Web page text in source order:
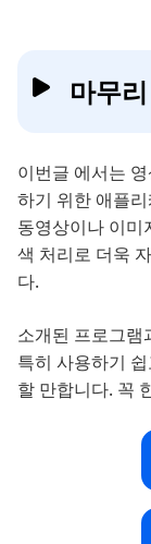
마무리
이번글 에서는
하기 위한 애플
동영상이나 이미
색 처리로 더욱
다.
소개된 프로그램
특히 사용하기
할 만합니다. 꼭